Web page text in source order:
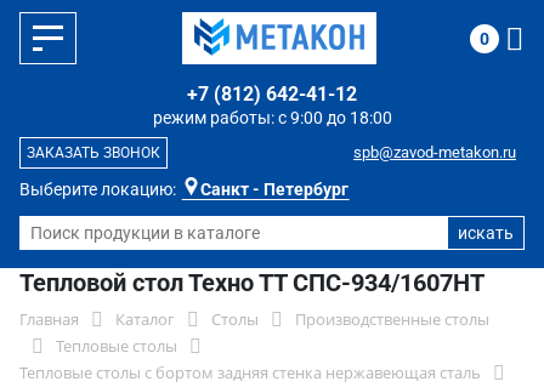
Выберите локацию: Санкт - Петербург
режим работы: с 9:00 до 18:00
+7 (812) 642-41-12
spb@zavod-metakon.ru
ЗАКАЗАТЬ ЗВОНОК
0
Тепловой стол Техно ТТ СПС-934/1607НТ
Главная Каталог Столы
Производственные столы
Тепловые столы
Тепловые столы с бортом задняя стенка нержавеющая сталь